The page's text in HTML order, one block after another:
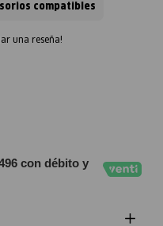
compatibles
una reseña!
con débito y